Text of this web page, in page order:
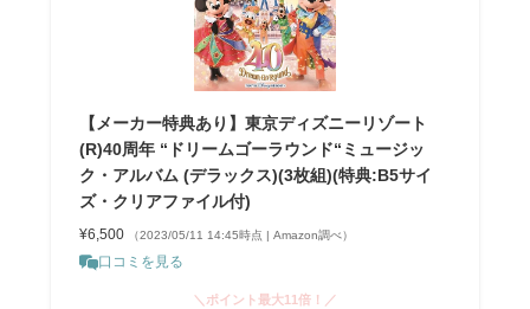
【メーカー特典あり】東京ディズニーリゾート
(R)40周年 “ドリームゴーラウンド“ミュージッ
ク・アルバム (デラックス)(3枚組)(特典:B5サイ
ズ・クリアファイル付)
¥6,500 （2023/05/11 14:45時点 | Amazon調べ）
口コミを見る
＼ポイント最大11倍！／